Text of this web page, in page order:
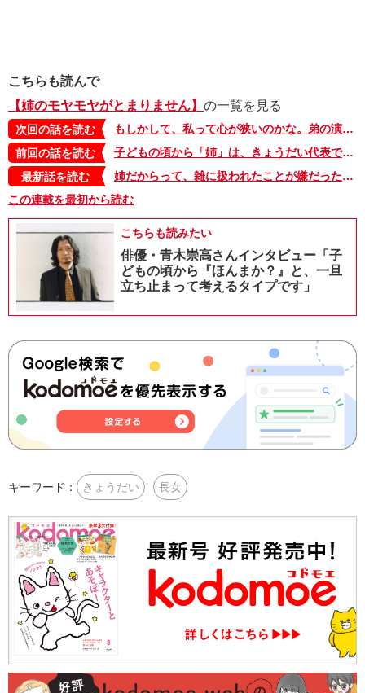
こちらも読んで
【姉のモヤモヤがとまりません】 の一覧を見る
次回の話を読む
もしかして、私って心が狭いのかな。弟の演出は姉のことを考えてくれていた、と言われたけれど…【『姉のモヤモヤがとまりません』・5】
前回の話を読む
子どもの頃から「姉」は、きょうだい代表で怒られていた。それを覚えていない妹に、つい、黒い感情が溢れてしまう…【『姉のモヤモヤがとまりません』・3】
最新話を読む
姉だからって、雑に扱われたことが嫌だった。母には「余計なこと」と言われたけど、弟の結婚式で私が言いたかったことは…【『姉のモヤモヤがとまりません』・6】
この連載を最初から読む
こちらも読みたい
俳優・青木崇高さんインタビュー「子
どもの頃から『ほんまか？』と、一旦
立ち止まって考えるタイプです」
キーワード： きょうだい 長女